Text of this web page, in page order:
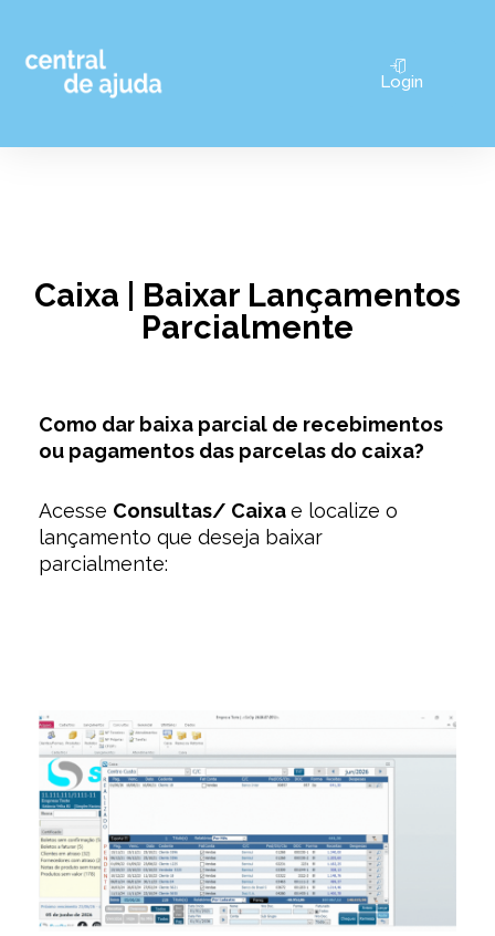
Pular
Login
Caixa | Baixar Lançamentos
Parcialmente
Como dar baixa parcial de recebimentos
ou pagamentos das parcelas do caixa?
Acesse Consultas/ Caixae localize o
lançamento que deseja baixar
parcialmente: